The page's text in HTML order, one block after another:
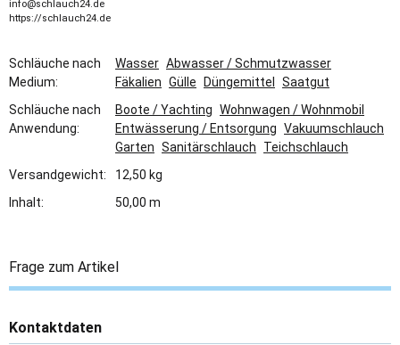
info@schlauch24.de
https://schlauch24.de
Schläuche nach
Medium:
Wasser Abwasser / Schmutzwasser
Fäkalien Gülle Düngemittel Saatgut
Schläuche nach
Anwendung:
Boote / Yachting Wohnwagen / Wohnmobil
Entwässerung / Entsorgung Vakuumschlauch
Garten Sanitärschlauch
Teichschlauch
Versandgewicht:
12,50 kg
Inhalt:
50,00 m
Frage zum Artikel
Kontaktdaten